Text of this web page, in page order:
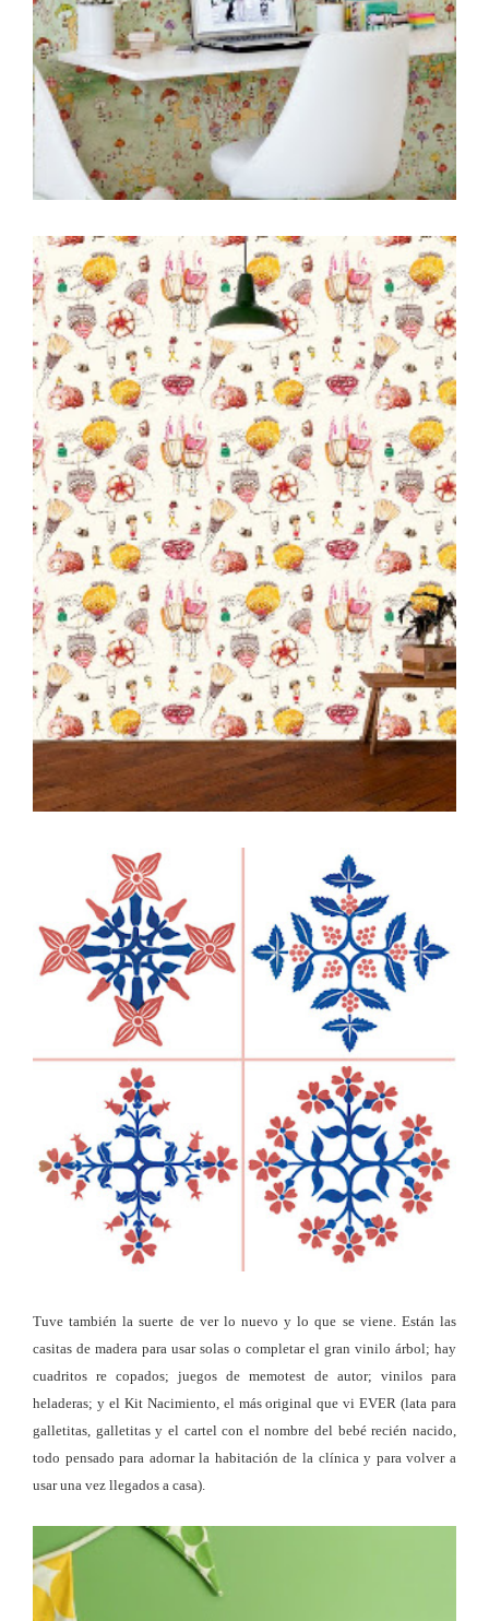
Tuve también la suerte de ver lo nuevo y lo que se viene. Están las
casitas de madera para usar solas o completar el gran vinilo árbol; hay
cuadritos re copados; juegos de memotest de autor; vinilos para
heladeras; y el Kit Nacimiento, el más original que vi EVER (lata para
galletitas, galletitas y el cartel con el nombre del bebé recién nacido,
todo pensado para adornar la habitación de la clínica y para volver a
usar una vez llegados a casa).